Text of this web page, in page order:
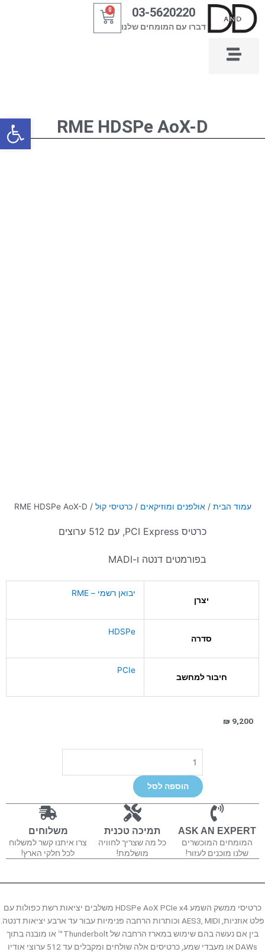
דילוג
לתוכן
03-5620220
דברו עם המומחים שלנו
0
עגלת
קניות
RME HDSPe AoX-D
עמוד הבית /אולפנים ומוזיקאים /כרטיסי קול / RME HDSPe AoX-D
כרטיס PCI Express, עם 512 ערוצים
בפורמטים דנטה ו-MADI
יצרן
יבואן רשמי – RME
סדרה
HDSPe
חיבור למחשב
PCIe
₪ 9,200
כמות
של
RME
HDSPe
AoX-
הוספה לסל
ASK AN EXPERT
המומחים המוכשרים
שלנו מוכנים לעזור!
תמיכה טכנית
כל מה שצריך לחוויה
מושלמת!
משלוחים
צרו איתנו קשר למשלוח
לכל חלקי הארץ!
כרטיסי ממשק השמע HDSPe AoX PCIe x4 משלבים יציאות רשת כפולות עם
פלט אוזניות, AES3, MIDI וכותרות הרחבה פנימיות עבור עד ארבע יציאות דנטה.
בין אם נעשה בהם שימוש במארז הרחבה של Thunderbolt™ או מובנה בתוך
DAWs או מעבדי שמע, כרטיסים אלה שולחים ומקבלים עד 512 ערוצי אודיו
פתח